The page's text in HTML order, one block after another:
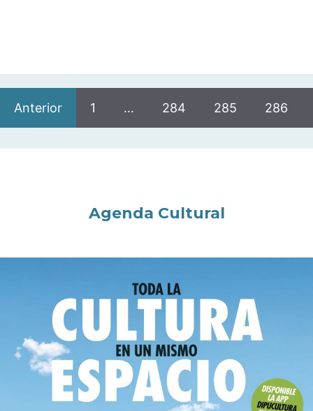
Anterior 1 … 284 285 286
Agenda Cultural